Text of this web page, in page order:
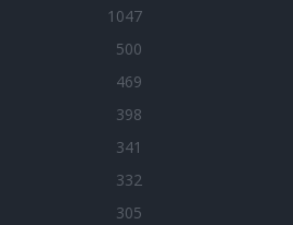
1047
500
469
398
341
332
305